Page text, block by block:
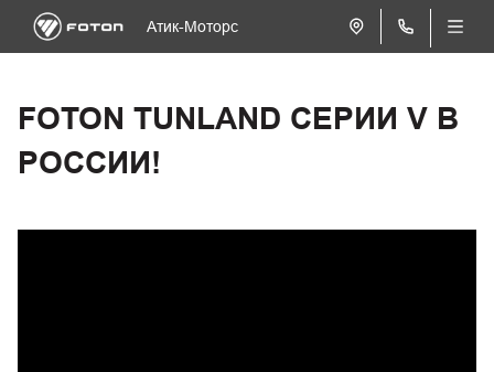
Атик-Моторс
FOTON TUNLAND СЕРИИ V В
РОССИИ!